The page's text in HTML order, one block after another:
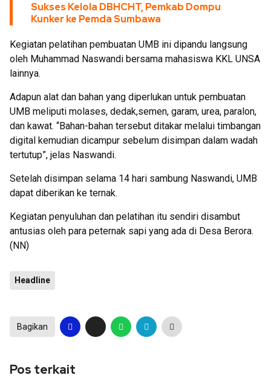
Sukses Kelola DBHCHT, Pemkab Dompu
Kunker ke Pemda Sumbawa
Kegiatan pelatihan pembuatan UMB ini dipandu langsung
oleh Muhammad Naswandi bersama mahasiswa KKL UNSA
lainnya.
Adapun alat dan bahan yang diperlukan untuk pembuatan
UMB meliputi molases, dedak,semen, garam, urea, paralon,
dan kawat. “Bahan-bahan tersebut ditakar melalui timbangan
digital kemudian dicampur sebelum disimpan dalam wadah
tertutup”, jelas Naswandi.
Setelah disimpan selama 14 hari sambung Naswandi, UMB
dapat diberikan ke ternak.
Kegiatan penyuluhan dan pelatihan itu sendiri disambut
antusias oleh para peternak sapi yang ada di Desa Berora.
(NN)
Headline
Bagikan
Pos terkait